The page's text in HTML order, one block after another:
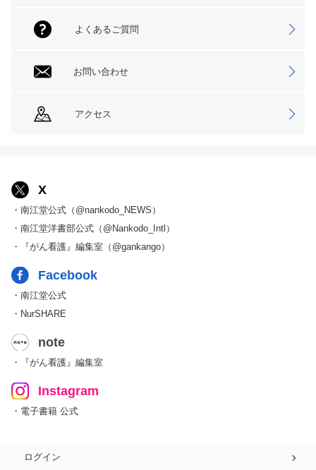
よくあるご質問
お問い合わせ
アクセス
X
・南江堂公式（@nankodo_NEWS）
・南江堂洋書部公式（@Nankodo_Intl）
・『がん看護』編集室（@gankango）
Facebook
・南江堂公式
・NurSHARE
note
・『がん看護』編集室
Instagram
・電子書籍 公式
ログイン